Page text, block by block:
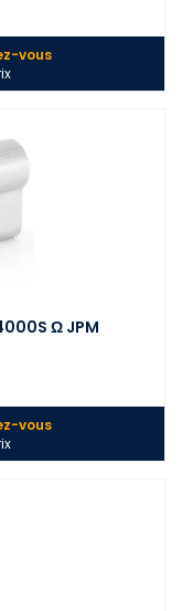
vous
Ω JPM
vous